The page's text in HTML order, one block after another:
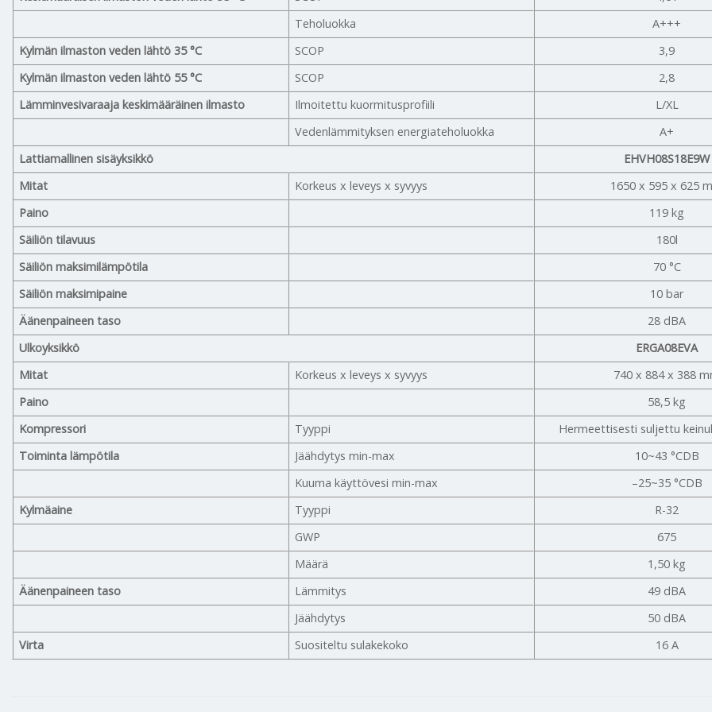
Teholuokka
A+++
Kylmän ilmaston veden lähtö 35 °C
SCOP
3,9
Kylmän ilmaston veden lähtö 55 °C
SCOP
2,8
Lämminvesivaraaja keskimääräinen ilmasto
Ilmoitettu kuormitusprofiili
L/XL
Vedenlämmityksen energiateholuokka
A+
Lattiamallinen sisäyksikkö
EHVH08S18E9W
Mitat
Korkeus x leveys x syvyys
1650 x 595 x 625
Paino
119 kg
Säiliön tilavuus
180l
Säiliön maksimilämpötila
70 °C
Säiliön maksimipaine
10 bar
Äänenpaineen taso
28 dBA
Ulkoyksikkö
ERGA08EVA
Mitat
Korkeus x leveys x syvyys
740 x 884 x 388
Paino
58,5 kg
Kompressori
Tyyppi
Hermeettisesti suljettu
Toiminta lämpötila
Jäähdytys min-max
10~43 °CDB
Kuuma käyttövesi min-max
–25~35 °CDB
Kylmäaine
Tyyppi
R-32
GWP
675
Määrä
1,50 kg
Äänenpaineen taso
Lämmitys
49 dBA
Jäähdytys
50 dBA
Virta
Suositeltu sulakekoko 16 A